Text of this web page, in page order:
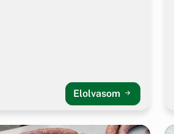
Elolvasom